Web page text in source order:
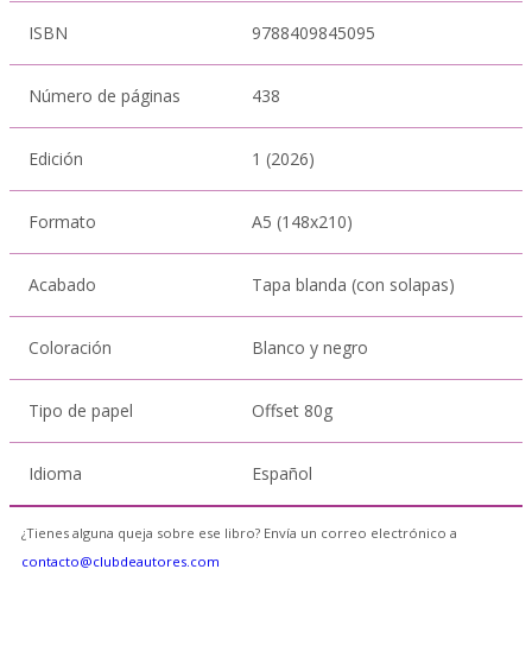
ISBN 9788409845095
Número de páginas 438
Edición 1 (2026)
Formato A5 (148x210)
Acabado Tapa blanda (con solapas)
Coloración Blanco y negro
Tipo de papel Offset 80g
Idioma Español
¿Tienes alguna queja sobre ese libro? Envía un correo electrónico a
contacto@clubdeautores.com